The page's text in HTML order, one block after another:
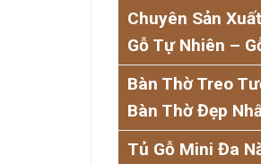
Chuyên Sản
Gỗ Tự Nhiên –
Bàn Thờ Treo
Bàn Thờ Đẹp
Tủ Gỗ Mini Đa